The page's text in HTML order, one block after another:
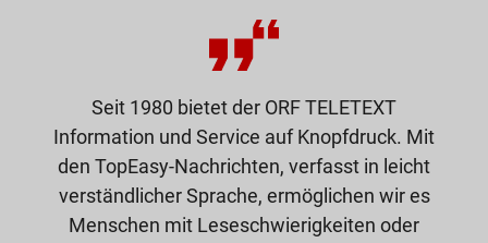
Unsere Kunden berichten
Seit 1980 bietet der ORF TELETEXT
Information und Service auf Knopfdruck. Mit
den TopEasy-Nachrichten, verfasst in leicht
verständlicher Sprache, ermöglichen wir es
Menschen mit Leseschwierigkeiten oder